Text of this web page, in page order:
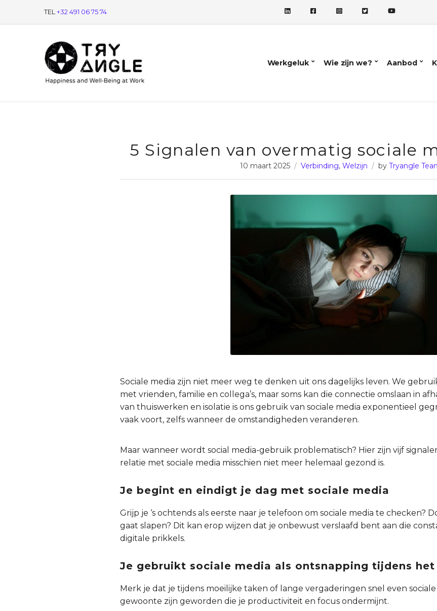
TEL +32 491 06 75 74
Werkgeluk Wie zijn we? Aanbod
5 Signalen van overmatig sociale
10 maart 2025 Verbinding, Welzijn by Tryangle
Sociale media zijn niet meer weg te denken uit ons dagelijks leven. We
met vrienden, familie en collega’s, maar soms kan die connectie omslaan in
van thuiswerken en isolatie is ons gebruik van sociale media exponentieel
vaak voort, zelfs wanneer de omstandigheden veranderen.
Maar wanneer wordt social media-gebruik problematisch? Hier zijn vijf
relatie met sociale media misschien niet meer helemaal gezond is.
Je begint en eindigt je dag met sociale media
Grijp je ‘s ochtends als eerste naar je telefoon om sociale media te checken?
gaat slapen? Dit kan erop wijzen dat je onbewust verslaafd bent aan die
digitale prikkels.
Je gebruikt sociale media als ontsnapping tijdens
Merk je dat je tijdens moeilijke taken of lange vergaderingen snel even
gewoonte zijn geworden die je productiviteit en focus ondermijnt.